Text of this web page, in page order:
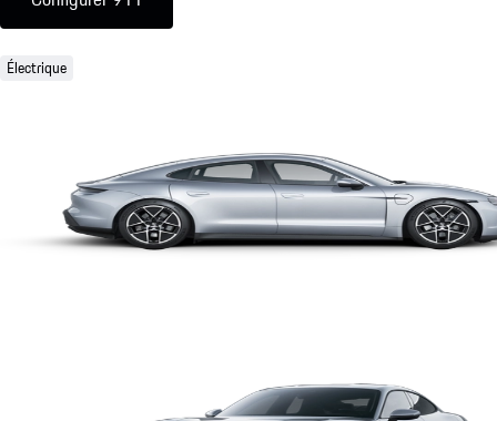
Électrique